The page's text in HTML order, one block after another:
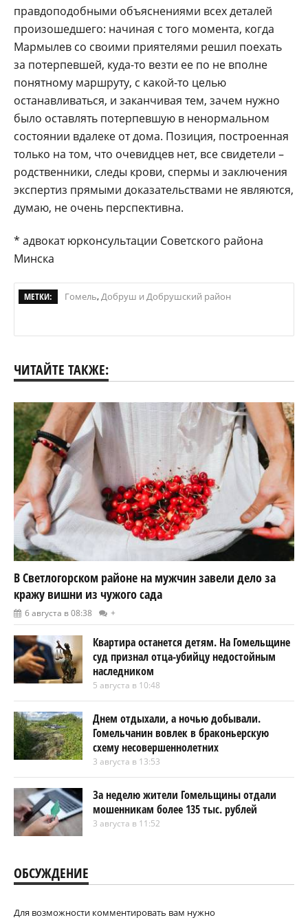
правдоподобными объяснениями всех деталей
произошедшего: начиная с того момента, когда
Мармылев со своими приятелями решил поехать
за потерпевшей, куда-то везти ее по не вполне
понятному маршруту, с какой-то целью
останавливаться, и заканчивая тем, зачем нужно
было оставлять потерпевшую в ненормальном
состоянии вдалеке от дома. Позиция, построенная
только на том, что очевидцев нет, все свидетели –
родственники, следы крови, спермы и заключения
экспертиз прямыми доказательствами не являются,
думаю, не очень перспективна.
* адвокат юрконсультации Советского района
Минска
МЕТКИ: Гомель, Добруш и Добрушский район
ЧИТАЙТЕ ТАКЖЕ:
В Светлогорском районе на мужчин завели дело за
кражу вишни из чужого сада
6 августа в 08:38 +
Квартира останется детям. На Гомельщине
суд признал отца-убийцу недостойным
наследником
5 августа в 10:48
Днем отдыхали, а ночью добывали.
Гомельчанин вовлек в браконьерскую
схему несовершеннолетних
3 августа в 13:53
За неделю жители Гомельщины отдали
мошенникам более 135 тыс. рублей
3 августа в 11:52
ОБСУЖДЕНИЕ
Для возможности комментировать вам нужно